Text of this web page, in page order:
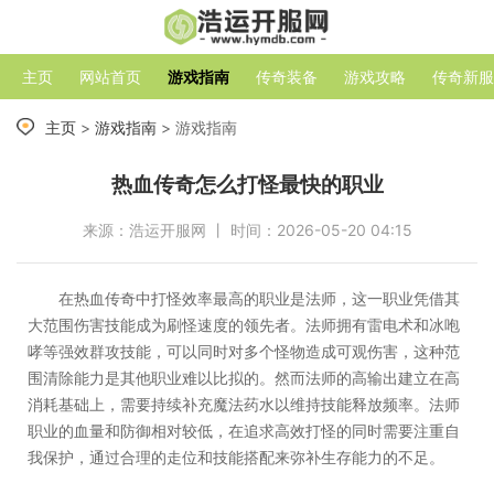
主页 网站首页 游戏指南 传奇装备 游戏攻略 传奇新
主页 > 游戏指南 > 游戏指南
热血传奇怎么打怪最快的职业
来源：浩运开服网 丨 时间：2026-05-20 04:15
在热血传奇中打怪效率最高的职业是法师，这一职业凭借其
大范围伤害技能成为刷怪速度的领先者。法师拥有雷电术和冰咆
哮等强效群攻技能，可以同时对多个怪物造成可观伤害，这种范
围清除能力是其他职业难以比拟的。然而法师的高输出建立在高
消耗基础上，需要持续补充魔法药水以维持技能释放频率。法师
职业的血量和防御相对较低，在追求高效打怪的同时需要注重自
我保护，通过合理的走位和技能搭配来弥补生存能力的不足。